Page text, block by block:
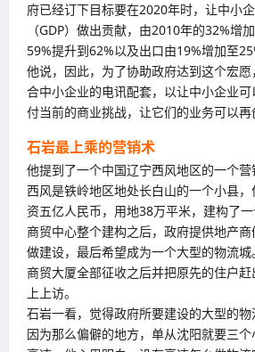
府已经订下目标要在2020年时，让中小
（GDP）做出贡献，由2010年的32%增
59%提升到62%以及出口由19%增加至
他说，因此，为了协助政府达到这个宏
合中小企业的电讯配套，以让中小企业
付当前的商业挑战，让它们的业务可以再
石岩最上乘的营销术
他提到了一个中国辽宁西风地区的一个
西风是铁岭地区地处长白山的一个小县
资五亿人民币，用地38万平米，建构了
商贸中心整个建构之后，政府提供地产
做建设，最后希望成为一个大型的物流
商贸大厦全部征收之后并把原先的住户
上上访。
石岩一看，觉得政府所要建设的大型的物
因为那么偏僻的地方，单从沈阳就要三